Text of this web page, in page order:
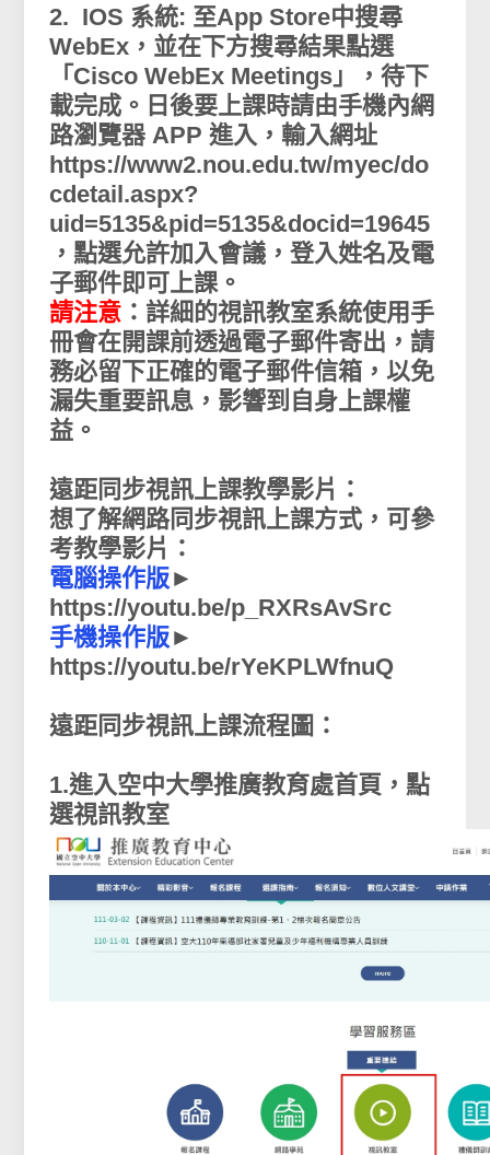
2. IOS 系統: 至App Store中搜尋
WebEx，並在下方搜尋結果點選
「Cisco WebEx Meetings」，待下
載完成。日後要上課時請由手機內網
路瀏覽器 APP 進入，輸入網址
https://www2.nou.edu.tw/myec/do
cdetail.aspx?
uid=5135&pid=5135&docid=19645
，點選允許加入會議，登入姓名及電
子郵件即可上課。
請注意 ：詳細的視訊教室系統使用手
冊會在開課前透過電子郵件寄出，請
務必留下正確的電子郵件信箱，以免
漏失重要訊息，影響到自身上課權
益。
遠距同步視訊上課教學影片：
想了解網路同步視訊上課方式，可參
考教學影片：
電腦操作版►
https://youtu.be/p_RXRsAvSrc
手機操作版►
https://youtu.be/rYeKPLWfnuQ
遠距同步視訊上課流程圖：
1.進入空中大學推廣教育處首頁，點
選視訊教室